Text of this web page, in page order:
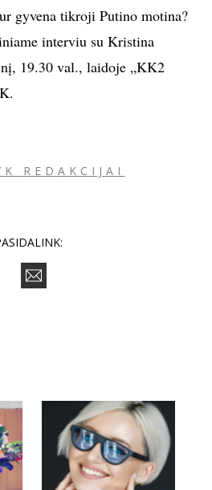
gyvena tikroji Putino motina?
interviu su Kristina
19.30 val., laidoje „KK2
REDAKCIJAI